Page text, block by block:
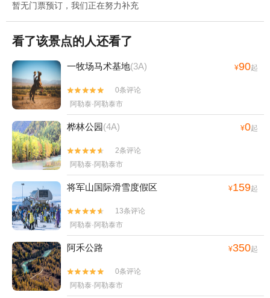
暂无门票预订，我们正在努力补充
看了该景点的人还看了
一牧场马术基地(3A) ¥90起


0条评论
阿勒泰·阿勒泰市
桦林公园(4A) ¥0起


2条评论
阿勒泰·阿勒泰市
将军山国际滑雪度假区 ¥159起


13条评论
阿勒泰·阿勒泰市
阿禾公路 ¥350起


0条评论
阿勒泰·阿勒泰市